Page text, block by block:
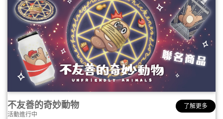
不友善的奇妙動物
活動進行中
了解更多